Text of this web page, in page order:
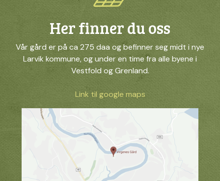
Her finner du oss
Vår gård er på ca 275 daa og befinner seg midt i nye
Larvik kommune, og under en time fra alle byene i
Vestfold og Grenland.
Link til google maps